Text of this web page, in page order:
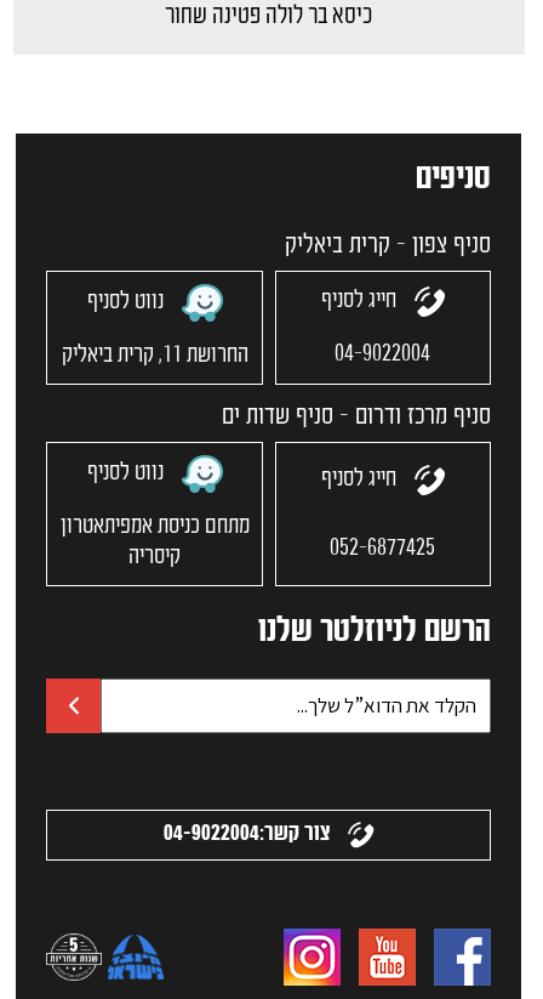
כיסא בר לולה פטינה שחור
סניפים
סניף צפון - קרית ביאליק
חייג לסניף
04-9022004
נווט לסניף
החרושת 11, קרית ביאליק
סניף מרכז ודרום - סניף שדות ים
חייג לסניף
052-6877425
נווט לסניף
מתחם כניסת אמפיתאטרון
קיסריה
הרשם לניוזלטר שלנו
צור קשר:04-9022004